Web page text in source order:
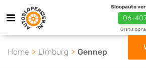
Sloopauto
06-
Gratis
Home Limburg Gennep